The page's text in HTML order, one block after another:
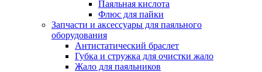
Паяльная кислота
Флюс для пайки
Запчасти и аксессуары для паяльного
оборудования
Антистатический браслет
Губка и стружка для очистки жало
Жало для паяльников